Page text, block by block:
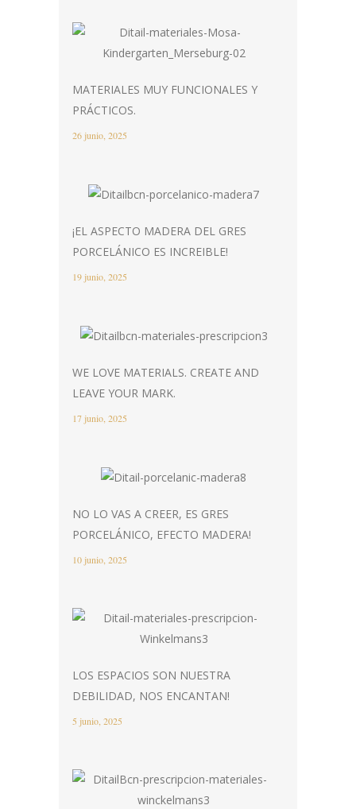
MATERIALES MUY FUNCIONALES Y
PRÁCTICOS.
26 junio, 2025
¡EL ASPECTO MADERA DEL GRES
PORCELÁNICO ES INCREIBLE!
19 junio, 2025
WE LOVE MATERIALS. CREATE AND
LEAVE YOUR MARK.
17 junio, 2025
NO LO VAS A CREER, ES GRES
PORCELÁNICO, EFECTO MADERA!
10 junio, 2025
LOS ESPACIOS SON NUESTRA
DEBILIDAD, NOS ENCANTAN!
5 junio, 2025